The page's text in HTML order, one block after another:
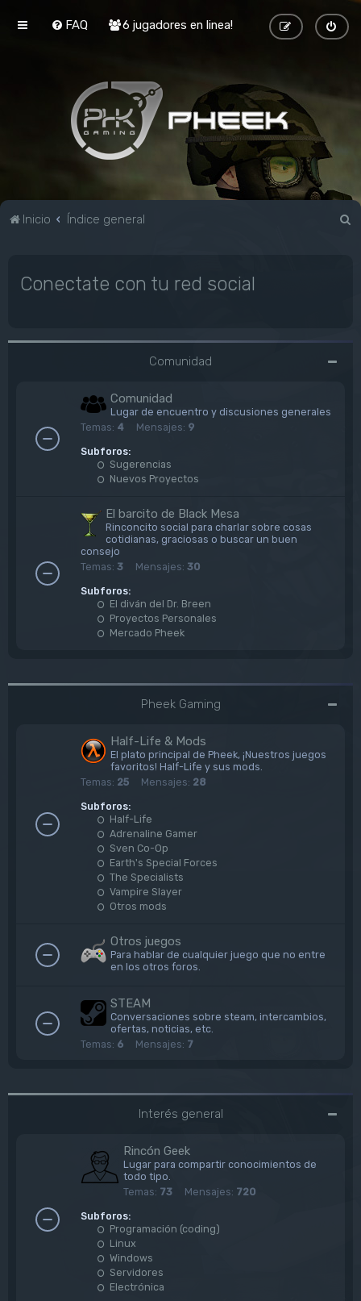
FAQ 6 jugadores en linea!
Inicio Índice general
Conectate con tu red social
Comunidad
Comunidad
Lugar de encuentro y discusiones generales
Temas: 4 Mensajes: 9
Subforos:
Sugerencias
Nuevos Proyectos
El barcito de Black Mesa
Rinconcito social para charlar sobre cosas
cotidianas, graciosas o buscar un buen
consejo
Temas: 3 Mensajes: 30
Subforos:
El diván del Dr. Breen
Proyectos Personales
Mercado Pheek
Pheek Gaming
Half-Life & Mods
El plato principal de Pheek, ¡Nuestros juegos
favoritos! Half-Life y sus mods.
Temas: 25 Mensajes: 28
Subforos:
Half-Life
Adrenaline Gamer
Sven Co-Op
Earth's Special Forces
The Specialists
Vampire Slayer
Otros mods
Otros juegos
Para hablar de cualquier juego que no entre
en los otros foros.
STEAM
Conversaciones sobre steam, intercambios,
ofertas, noticias, etc.
Temas: 6 Mensajes: 7
Interés general
Rincón Geek
Lugar para compartir conocimientos de
todo tipo.
Temas: 73 Mensajes: 720
Subforos:
Programación (coding)
Linux
Windows
Servidores
Electrónica